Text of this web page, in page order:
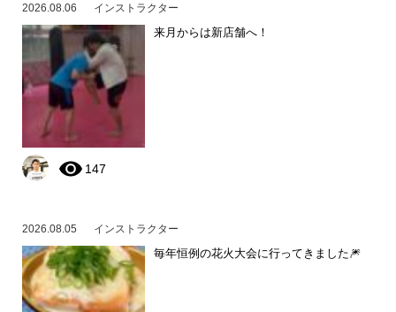
2026.08.06 インストラクター
来月からは新店舗へ！
147
2026.08.05 インストラクター
毎年恒例の花火大会に行ってきました🎆